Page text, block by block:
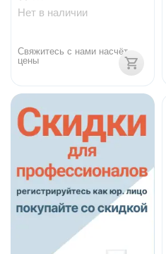
Нет в наличии
Свяжитесь с нами насчёт
цены